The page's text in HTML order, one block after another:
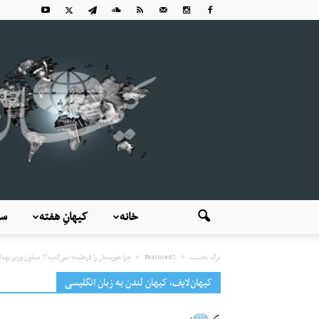
کیهانِ هفته خانه
برگ نخست Featured2 چرا خوزستان را قرنطینه نمی‌کنید؟! معاون
کیهان‌لایف، کیهان لندن به زبان انگلیسی